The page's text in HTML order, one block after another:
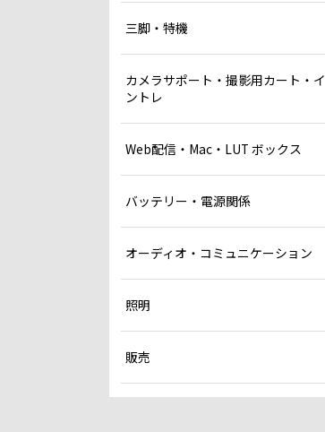
三脚・特機
カメラサポート・撮影用カート・イ
ントレ
Web配信・Mac・LUT ボックス
バッテリー・電源関係
オーディオ・コミュニケーション
照明
販売